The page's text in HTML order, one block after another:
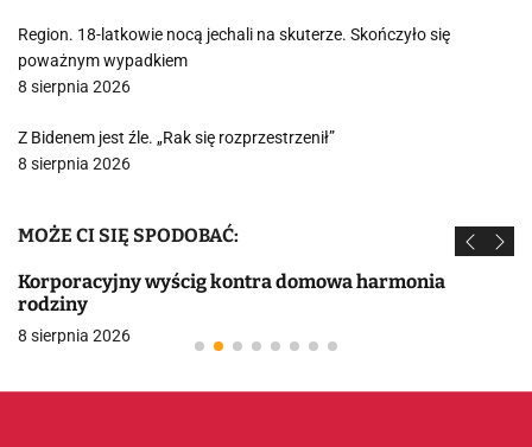
Region. 18-latkowie nocą jechali na skuterze. Skończyło się
poważnym wypadkiem
8 sierpnia 2026
Z Bidenem jest źle. „Rak się rozprzestrzenił”
8 sierpnia 2026
MOŻE CI SIĘ SPODOBAĆ:
Korporacyjny wyścig kontra domowa harmonia
rodziny
8 sierpnia 2026